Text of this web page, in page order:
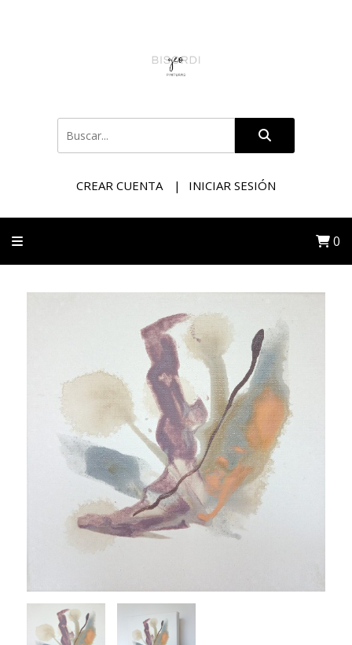
CREAR CUENTA INICIAR SESIÓN
0